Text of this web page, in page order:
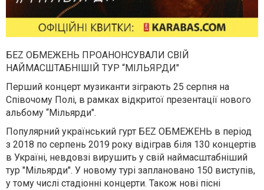
БЕZ ОБМЕЖЕНЬ ПРОАНОНСУВАЛИ СВІЙ
НАЙМАСШТАБНІШІЙ ТУР “МIЛЬЯРДИ"
Перший концерт музиканти зіграють 25 серпня на
Спiвочому Полi, в рамках вiдкритої презентацiї нового
альбому “Мiльярди".
Популярний український гурт БЕZ ОБМЕЖЕНЬ в перiод
з 2018 по серпень 2019 року відіграв біля 130 концертів
в Україні, невдовзі вирушить у cвій наймасштабніший
тур "Мільярди". У новому турі заплановано 150 виступів,
у тому числі стадіонні концерти. Також нові пісні